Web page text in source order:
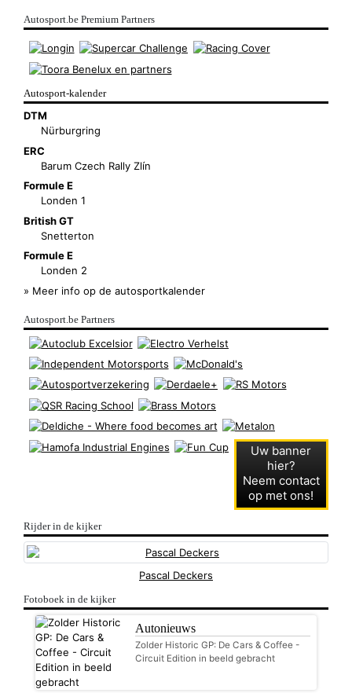
Autosport.be Premium Partners
Autosport-kalender
DTM
Nürburgring
ERC
Barum Czech Rally Zlín
Formule E
Londen 1
British GT
Snetterton
Formule E
Londen 2
» Meer info op de autosportkalender
Autosport.be Partners
Uw banner
hier?
Neem contact
op met ons!
Rijder in de kijker
Pascal Deckers
Fotoboek in de kijker
Autonieuws
Zolder Historic GP: De Cars & Coffee -
Circuit Edition in beeld gebracht